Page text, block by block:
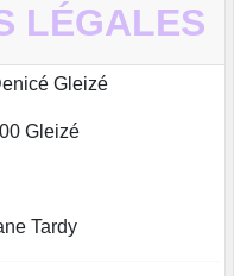
LÉGALES
Gleizé
Gleizé
Tardy